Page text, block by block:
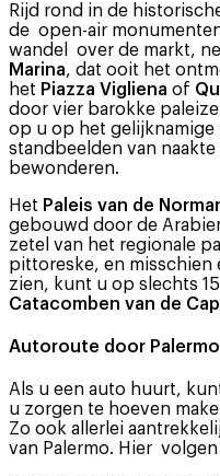
Rijd rond in de
de open-air
wandel over de markt,
Marina, dat ooit het
het Piazza Vigliena of
door vier barokke
op u op het
standbeelden van
bewonderen.
Het Paleis van de
gebouwd door de
zetel van het regionale
pittoreske, en misschien
zien, kunt u op slechts
Catacomben van de
Autoroute door
Als u een auto huurt,
u zorgen te hoeven
Zo ook allerlei
van Palermo. Hier